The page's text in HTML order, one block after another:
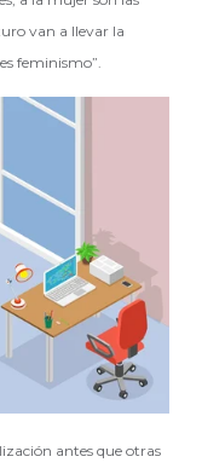
van a llevar la
feminismo”.
antes que otras